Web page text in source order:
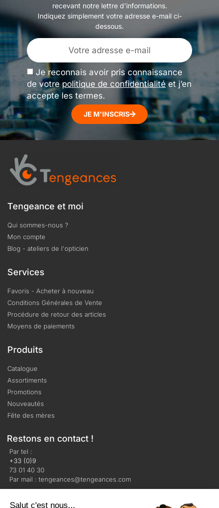
recevant notre lettre d’informations.
Indiquez simplement votre adresse e-mail ci-
dessous.
Je reconnais avoir pris connaissance
de votrepolitique de confidentialitéet j’en
accepte les termes.
JE M'INSCRIS
Tengeance et moi
Qui sommes-nous ?
Mon compte
Blog - ateliers de l'opticien
Services
Favoris - Acheter à nouveau
Conditions Générales de Vente
Procédure de retour des articles
Moyens de paiements
Produits
Catalogue
Assortiments
Promotions
Nouveautés
Fête des mères
Restons en contact !
Par tel :
+33 (0)9
73 01 40 30
Par mail : tengeances@tengeances.com
Salut c'est nous...